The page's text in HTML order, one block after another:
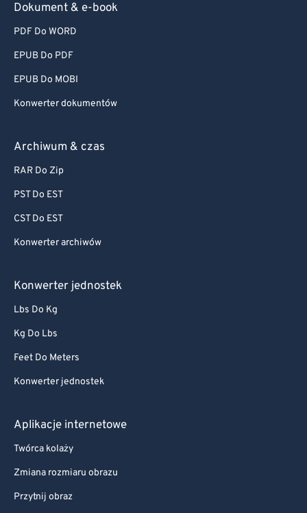
Dokument & e-book
PDF Do WORD
EPUB Do PDF
EPUB Do MOBI
Konwerter dokumentów
Archiwum & czas
RAR Do Zip
PST Do EST
CST Do EST
Konwerter archiwów
Konwerter jednostek
Lbs Do Kg
Kg Do Lbs
Feet Do Meters
Konwerter jednostek
Aplikacje internetowe
Twórca kolaży
Zmiana rozmiaru obrazu
Przytnij obraz